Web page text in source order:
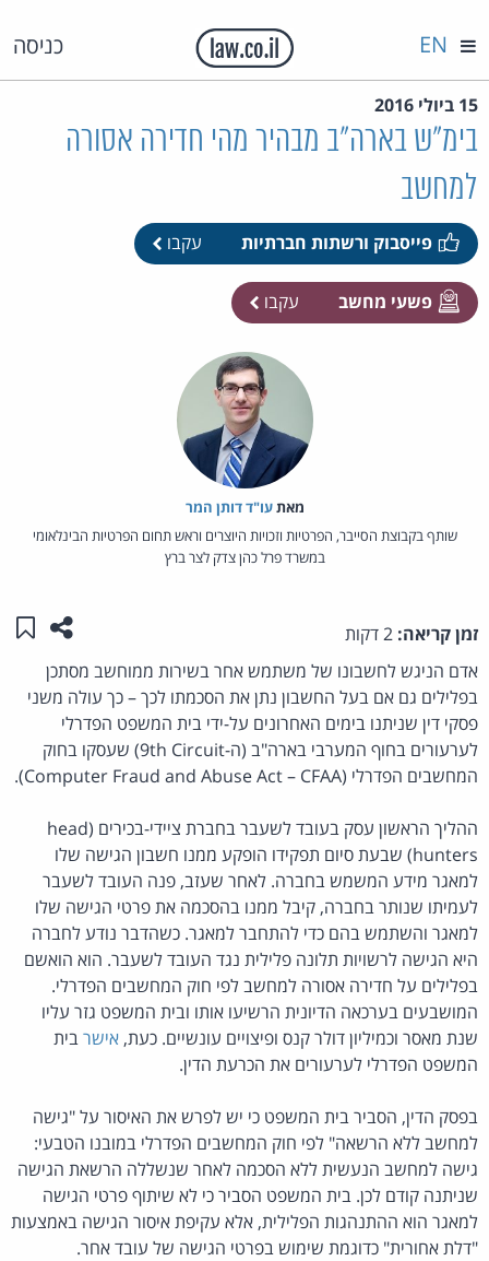
כניסה EN
15 ביולי 2016
בימ"ש בארה"ב מבהיר מהי חדירה אסורה
למחשב
פייסבוק ורשתות חברתיות עקבו
פשעי מחשב עקבו
מאת‏עו"ד דותן המר
שותף בקבוצת הסייבר, הפרטיות וזכויות היוצרים וראש תחום הפרטיות הבינלאומי
במשרד פרל כהן צדק לצר ברץ
זמן קריאה: שתפו
אדם הניגש לחשבונו של משתמש אחר בשירות ממוחשב מסתכן
בפלילים גם אם בעל החשבון נתן את הסכמתו לכך – כך עולה משני
פסקי דין שניתנו בימים האחרונים על-ידי בית המשפט הפדרלי
לערעורים בחוף המערבי בארה"ב (ה-9th Circuit) שעסקו בחוק
המחשבים הפדרלי (Computer Fraud and Abuse Act – CFAA).
ההליך הראשון עסק בעובד לשעבר בחברת ציידי-בכירים (head
hunters) שבעת סיום תפקידו הופקע ממנו חשבון הגישה שלו
למאגר מידע המשמש בחברה. לאחר שעזב, פנה העובד לשעבר
לעמיתו שנותר בחברה, קיבל ממנו בהסכמה את פרטי הגישה שלו
למאגר והשתמש בהם כדי להתחבר למאגר. כשהדבר נודע לחברה
היא הגישה לרשויות תלונה פלילית נגד העובד לשעבר. הוא הואשם
בפלילים על חדירה אסורה למחשב לפי חוק המחשבים הפדרלי.
המושבעים בערכאה הדיונית הרשיעו אותו ובית המשפט גזר עליו
שנת מאסר וכמיליון דולר קנס ופיצויים עונשיים. כעת, אישרבית
המשפט הפדרלי לערעורים את הכרעת הדין.
בפסק הדין, הסביר בית המשפט כי יש לפרש את האיסור על "גישה
למחשב ללא הרשאה" לפי חוק המחשבים הפדרלי במובנו הטבעי:
גישה למחשב הנעשית ללא הסכמה לאחר שנשללה הרשאת הגישה
שניתנה קודם לכן. בית המשפט הסביר כי לא שיתוף פרטי הגישה
למאגר הוא ההתנהגות הפלילית, אלא עקיפת איסור הגישה באמצעות
"דלת אחורית" כדוגמת שימוש בפרטי הגישה של עובד אחר.